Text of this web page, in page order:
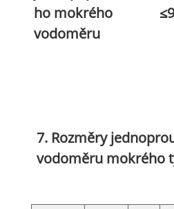
ho mokrého
vodoměru
7. Rozměry
vodoměru mokrého